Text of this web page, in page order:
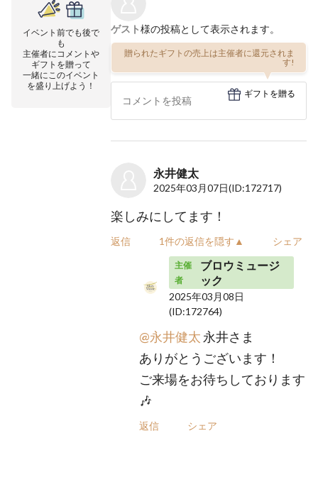
イベント前でも後で
も
主催者にコメントや
ギフトを贈って
一緒にこのイベント
を盛り上げよう！
ゲスト様の投稿として表示されます。
贈られたギフトの売上は主催者に還元されま
す!
ギフトを贈る
永井健太
2025年03月07日(ID:172717)
楽しみにしてます！
返信 1件の返信を隠す▲ シェア
主催
者
ブロウミュージ
ック
2025年03月08日
(ID:172764)
@永井健太 永井さま
ありがとうございます！
ご来場をお待ちしております
🎶
返信 シェア